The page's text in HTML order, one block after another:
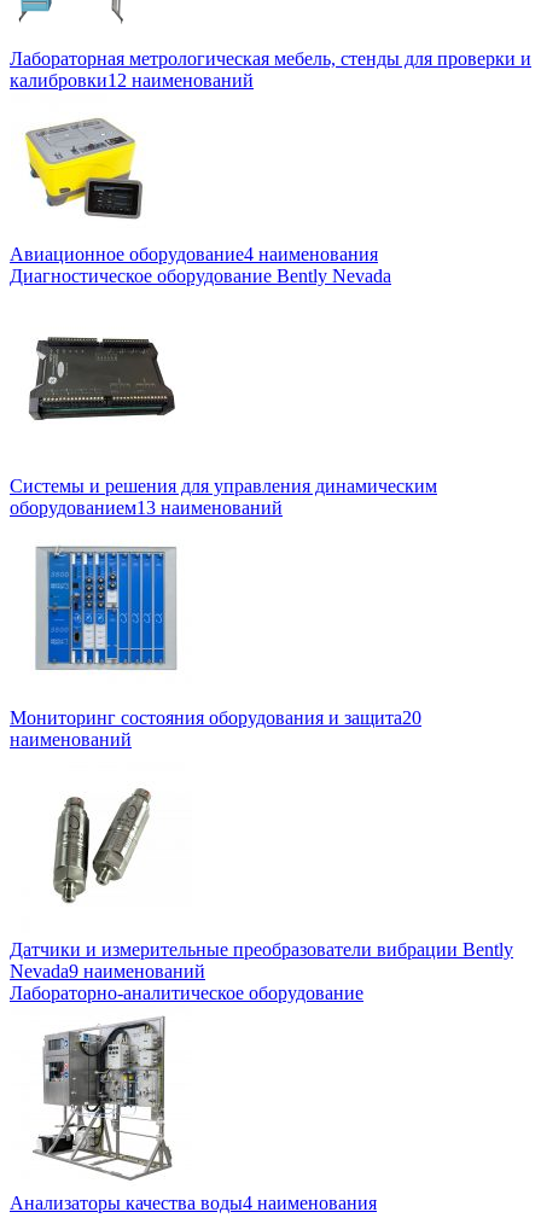
Лабораторная метрологическая мебель, стенды для проверки и
калибровки12 наименований
Авиационное оборудование4 наименования
Диагностическое оборудование Bently Nevada
Системы и решения для управления динамическим
оборудованием13 наименований
Мониторинг состояния оборудования и защита20
наименований
Датчики и измерительные преобразователи вибрации Bently
Nevada9 наименований
Лабораторно-аналитическое оборудование
Анализаторы качества воды4 наименования